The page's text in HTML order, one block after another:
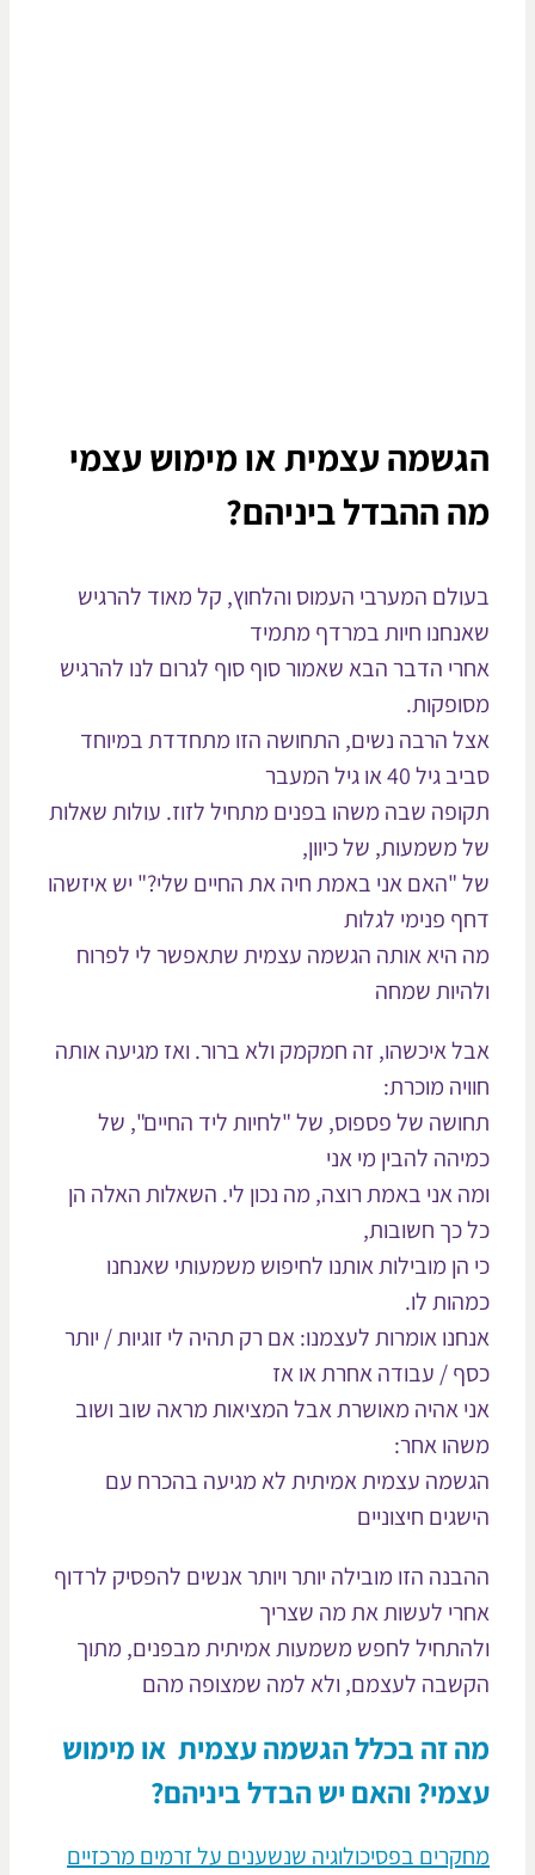
עצמית או מימוש עצמי
ההבדל ביניהם?
המערבי העמוס והלחוץ, קל מאוד להרגיש
חיות במרדף מתמיד
הדבר הבא שאמור סוף סוף לגרום לנו להרגיש
הרבה נשים, התחושה הזו מתחדדת במיוחד
40 או גיל המעבר
שבה משהו בפנים מתחיל לזוז. עולות שאלות
משמעות, של כיוון,
"האם אני באמת חיה את החיים שלי?" יש איזשהו
פנימי לגלות
היא אותה הגשמה עצמית שתאפשר לי לפרוח
שמחה
איכשהו, זה חמקמק ולא ברור. ואז מגיעה אותה
מוכרת:
של פספוס, של "לחיות ליד החיים", של
להבין מי אני
אני באמת רוצה, מה נכון לי. השאלות האלה הן
כך חשובות,
הן מובילות אותנו לחיפוש משמעותי שאנחנו
לו.
אומרות לעצמנו: אם רק תהיה לי זוגיות / יותר
/ עבודה אחרת או אז
אהיה מאושרת אבל המציאות מראה שוב ושוב
אחר:
עצמית אמיתית לא מגיעה בהכרח עם
חיצוניים
הזו מובילה יותר ויותר אנשים להפסיק לרדוף
לעשות את מה שצריך
לחפש משמעות אמיתית מבפנים, מתוך
לעצמם, ולא למה שמצופה מהם
זה בכלל הגשמה עצמית או מימוש
והאם יש הבדל ביניהם?
בפסיכולוגיה שנשענים על זרמים מרכזיים